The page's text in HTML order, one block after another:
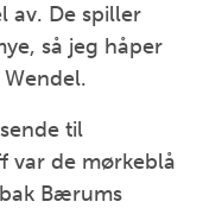
av. De spiller
så jeg håper
til
var de mørkeblå
Bærums